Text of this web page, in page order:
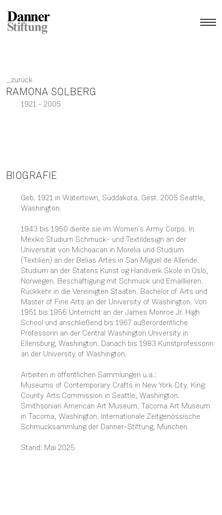
zurück
RAMONA SOLBERG
1921 - 2005
BIOGRAFIE
Geb. 1921 in Watertown, Süddakota. Gest. 2005 Seattle,
Washington.
1943 bis 1950 diente sie im Women's Army Corps. In
Mexiko Studium Schmuck- und Textildesign an der
Universität von Michoacan in Morelia und Studium
(Textilien) an der Belias Artes in San Miguel de Allende.
Studium an der Statens Kunst og Handverk Skole in Oslo,
Norwegen. Beschäftigung mit Schmuck und Emaillieren.
Rückkehr in die Vereinigten Staaten. Bachelor of Arts und
Master of Fine Arts an der University of Washington. Von
1951 bis 1956 Unterricht an der James Monroe Jr. High
School und anschließend bis 1967 außerordentliche
Professorin an der Central Washington University in
Ellensburg, Washington. Danach bis 1983 Kunstprofessorin
an der University of Washington.
Arbeiten in öffentlichen Sammlungen u.a.:
Museums of Contemporary Crafts in New York City. King
County Arts Commission in Seattle, Washington.
Smithsonian American Art Museum. Tacoma Art Museum
in Tacoma, Washington. Internationale Zeitgenössische
Schmucksammlung der Danner-Stiftung, München.
Stand: Mai 2025